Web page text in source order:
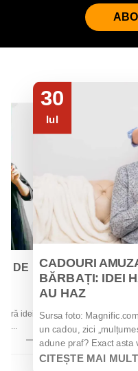
DE
idei
30
Iul
CADOURI
BĂRBAȚI: IDEI
AU HAZ
Sursa foto:
un cadou, zici
adune praf? Exact asta
CITEȘTE MAI MULT